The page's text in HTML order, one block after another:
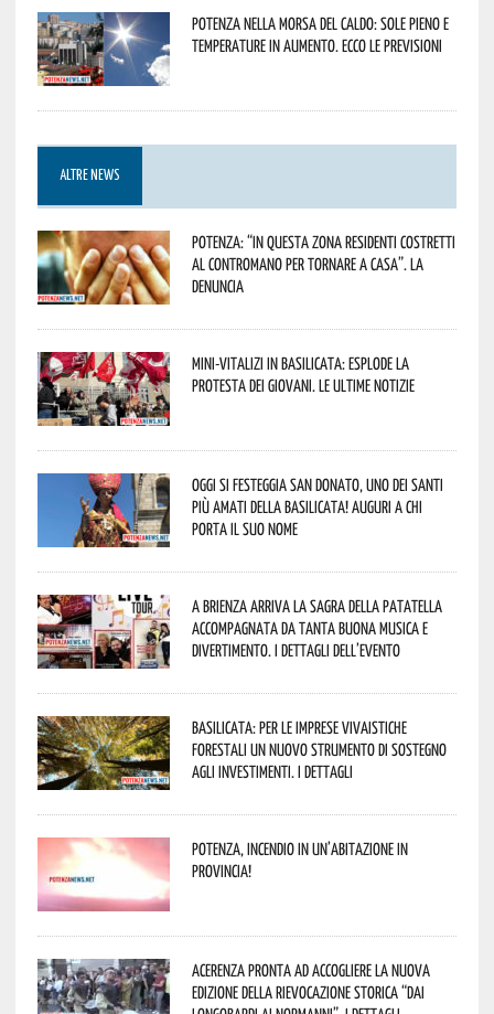
Potenza nella morsa del caldo: sole pieno e
temperature in aumento. Ecco le previsioni
ALTRE NEWS
Potenza: “In questa zona residenti costretti
al contromano per tornare a casa”. La
denuncia
Mini-vitalizi in Basilicata: esplode la
protesta dei giovani. Le ultime notizie
Oggi si festeggia San Donato, uno dei Santi
più amati della Basilicata! Auguri a chi
porta il suo nome
A Brienza arriva la Sagra della Patatella
accompagnata da tanta buona musica e
divertimento. I dettagli dell’evento
Basilicata: per le imprese vivaistiche
forestali un nuovo strumento di sostegno
agli investimenti. I dettagli
Potenza, incendio in un’abitazione in
provincia!
Acerenza pronta ad accogliere la nuova
edizione della rievocazione storica “Dai